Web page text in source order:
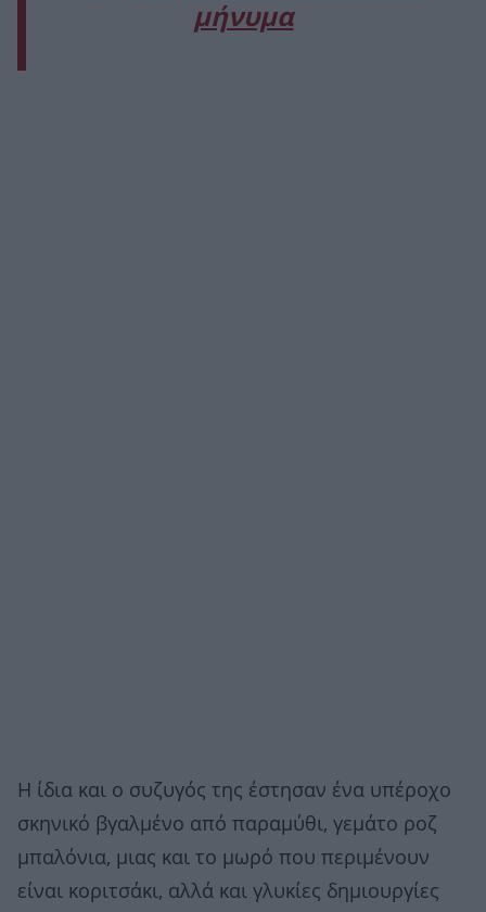
μήνυμα
Η ίδια και ο συζυγός της έστησαν ένα υπέροχο
σκηνικό βγαλμένο από παραμύθι, γεμάτο ροζ
μπαλόνια, μιας και το μωρό που περιμένουν
είναι κοριτσάκι, αλλά και γλυκίες δημιουργίες